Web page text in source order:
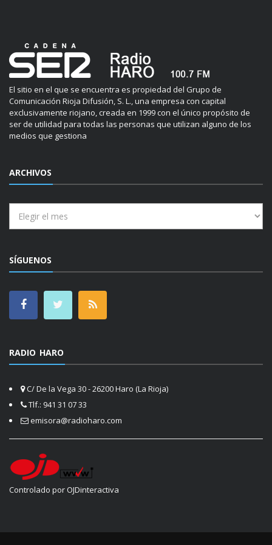
El sitio en el que se encuentra es propiedad del Grupo de
Comunicación Rioja Difusión, S. L., una empresa con capital
exclusivamente riojano, creada en 1999 con el único propósito de
ser de utilidad para todas las personas que utilizan alguno de los
medios que gestiona
ARCHIVOS
SÍGUENOS
RADIO HARO
C/ De la Vega 30 - 26200 Haro (La Rioja)
Tlf.: 941 31 07 33
emisora@radioharo.com
Controlado por OJDinteractiva